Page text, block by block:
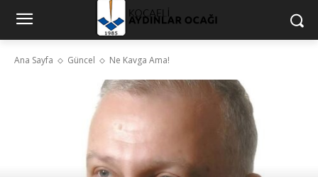
Ana Sayfa Güncel Ne Kavga Ama!